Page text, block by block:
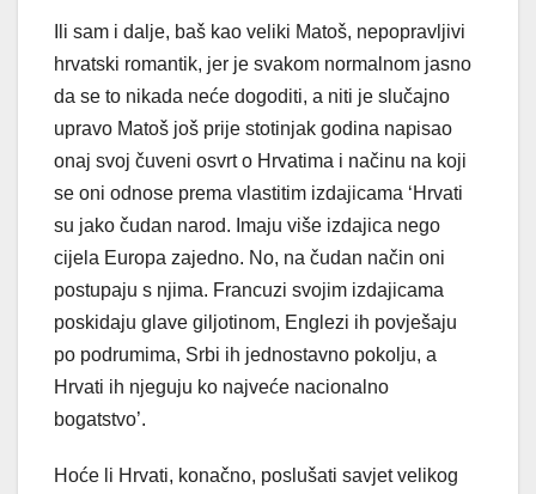
Ili sam i dalje, baš kao veliki Matoš, nepopravljivi
hrvatski romantik, jer je svakom normalnom jasno
da se to nikada neće dogoditi, a niti je slučajno
upravo Matoš još prije stotinjak godina napisao
onaj svoj čuveni osvrt o Hrvatima i načinu na koji
se oni odnose prema vlastitim izdajicama ‘Hrvati
su jako čudan narod. Imaju više izdajica nego
cijela Europa zajedno. No, na čudan način oni
postupaju s njima. Francuzi svojim izdajicama
poskidaju glave giljotinom, Englezi ih povješaju
po podrumima, Srbi ih jednostavno pokolju, a
Hrvati ih njeguju ko najveće nacionalno
bogatstvo’.
Hoće li Hrvati, konačno, poslušati savjet velikog